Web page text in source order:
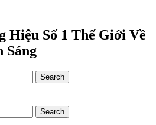
Hiệu Số 1 Thế Giới Về
Sáng